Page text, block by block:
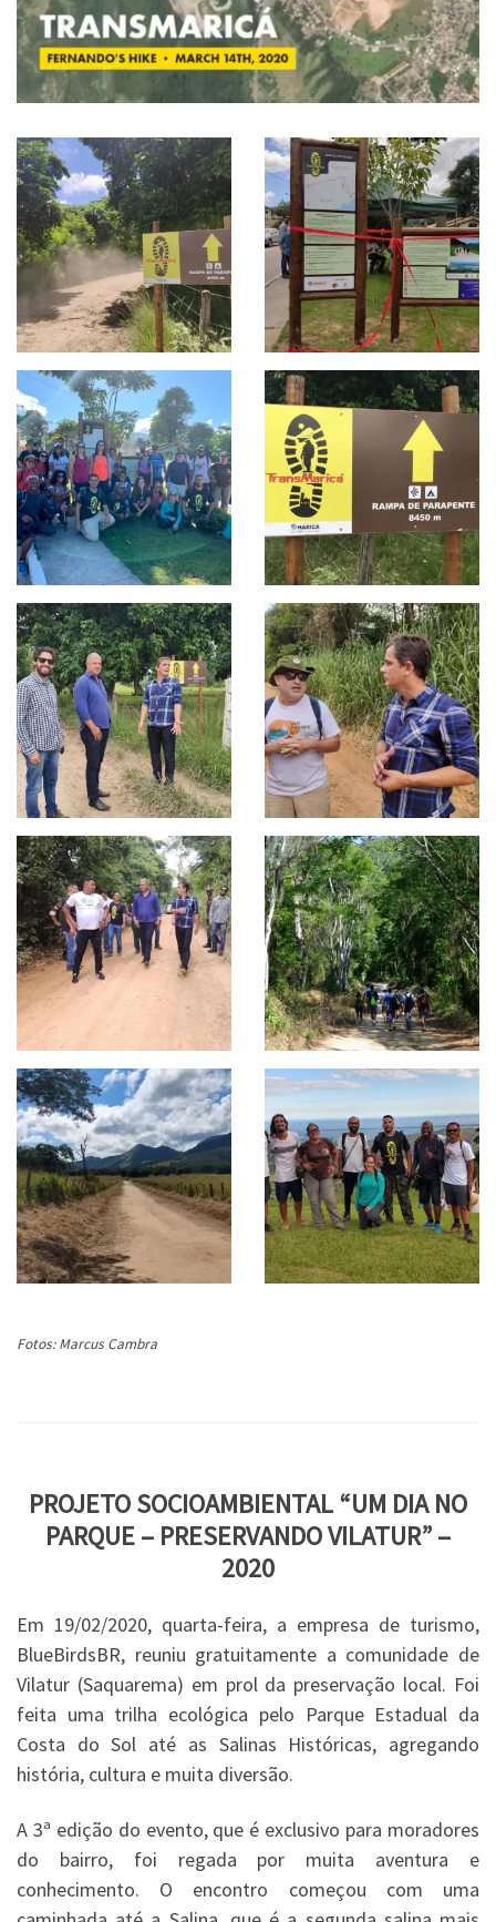
Fotos: Marcus Cambra
PROJETO SOCIOAMBIENTAL “UM DIA NO
PARQUE – PRESERVANDO VILATUR” –
2020
Em 19/02/2020, quarta-feira, a empresa de turismo,
BlueBirdsBR, reuniu gratuitamente a comunidade de
Vilatur (Saquarema) em prol da preservação local. Foi
feita uma trilha ecológica pelo Parque Estadual da
Costa do Sol até as Salinas Históricas, agregando
história, cultura e muita diversão.
A 3ª edição do evento, que é exclusivo para moradores
do bairro, foi regada por muita aventura e
conhecimento. O encontro começou com uma